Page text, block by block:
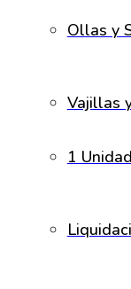
Ollas y
Vajillas
1